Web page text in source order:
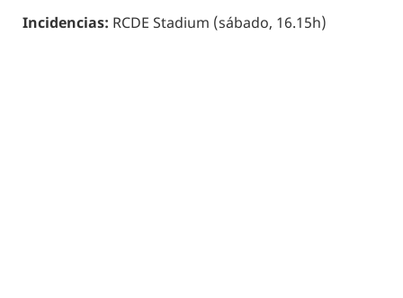
Incidencias: RCDE Stadium (sábado, 16.15h)